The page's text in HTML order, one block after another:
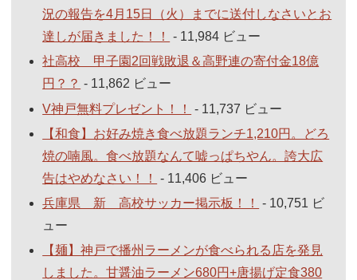
況の報告を4月15日（火）までに送付しなさいとお
達しが届きました！！
- 11,984 ビュー
社高校 甲子園2回戦敗退＆高野連の寄付金18億
円？？ - 11,862 ビュー
V神戸無料プレゼント！！
- 11,737 ビュー
【和食】お好み焼き食べ放題ランチ1,210円。どろ
焼の喃風。食べ放題なんて嘘っぱちやん。誇大広
告はやめなさい！！
- 11,406 ビュー
兵庫県 新 高校サッカー掲示板！！
- 10,751 ビ
ュー
【麺】神戸で播州ラーメンが食べられる店を発見
しました。甘醤油ラーメン680円+唐揚げ定食380